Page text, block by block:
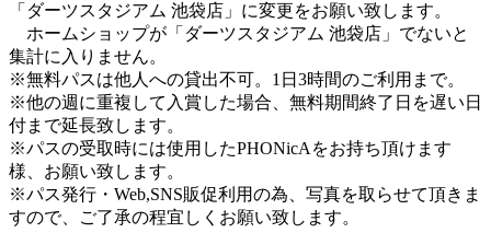
「ダーツスタジアム 池袋店」に変更をお願い致します。
ホームショップが「ダーツスタジアム 池袋店」でないと
集計に入りません。
※無料パスは他人への貸出不可。1日3時間のご利用まで。
※他の週に重複して入賞した場合、無料期間終了日を遅い日
付まで延長致します。
※パスの受取時には使用したPHONicAをお持ち頂けます
様、お願い致します。
※パス発行・Web,SNS販促利用の為、写真を取らせて頂きま
すので、ご了承の程宜しくお願い致します。